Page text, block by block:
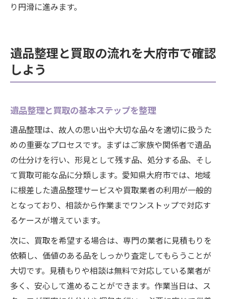
り円滑に進みます。
遺品整理と買取の流れを大府市で確認
しよう
遺品整理と買取の基本ステップを整理
遺品整理は、故人の思い出や大切な品々を適切に扱うた
めの重要なプロセスです。まずはご家族や関係者で遺品
の仕分けを行い、形見として残す品、処分する品、そし
て買取可能な品に分類します。愛知県大府市では、地域
に根差した遺品整理サービスや買取業者の利用が一般的
となっており、相談から作業までワンストップで対応す
るケースが増えています。
次に、買取を希望する場合は、専門の業者に見積もりを
依頼し、価値のある品をしっかり査定してもらうことが
大切です。見積もりや相談は無料で対応している業者が
多く、安心して進めることができます。作業当日は、ス